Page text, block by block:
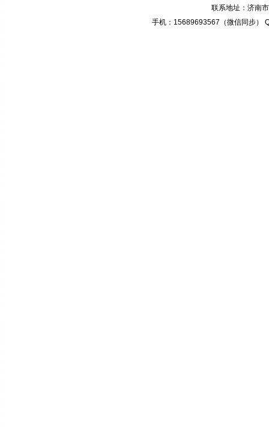
联系地址：济南
手机：15689693567（微信同步）